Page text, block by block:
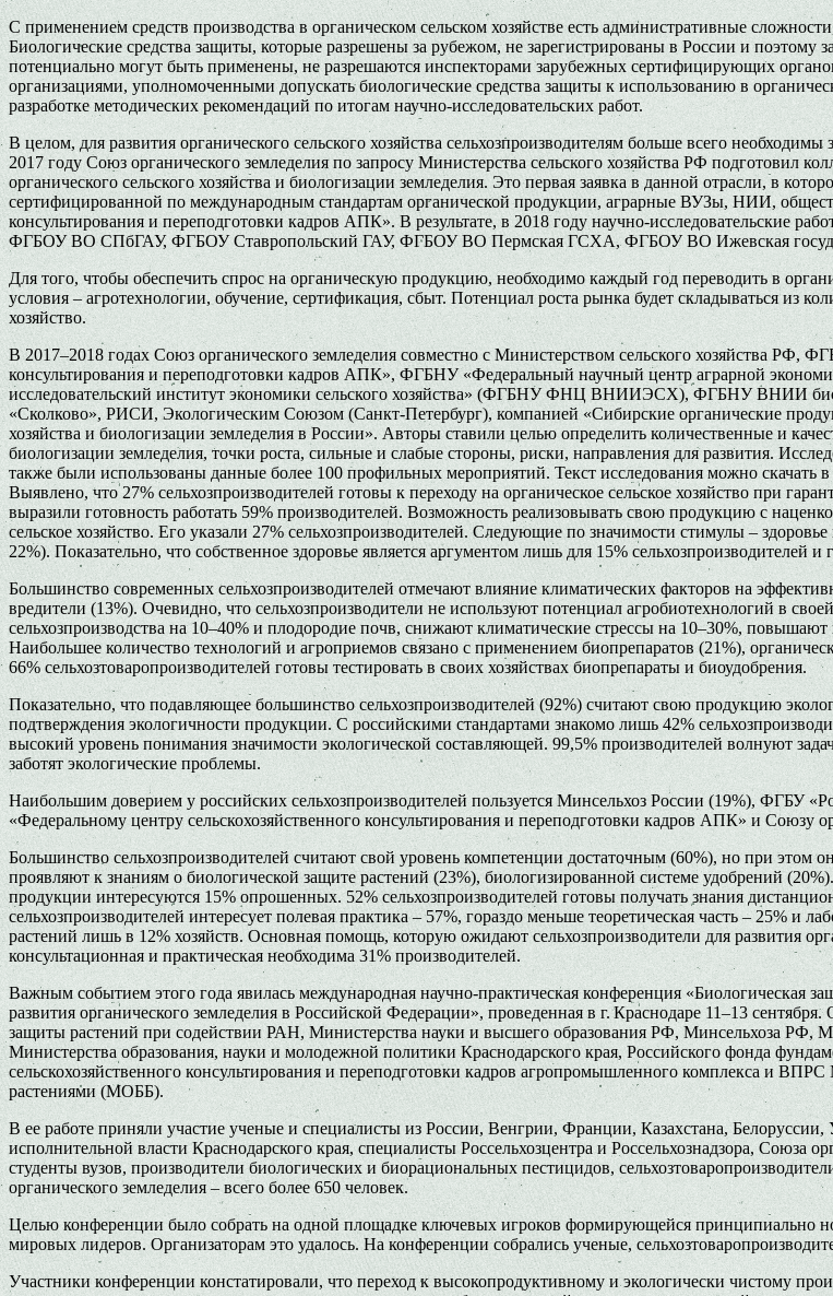
С применением средств производства в органическом сельском хозяйстве есть административные
Биологические средства защиты, которые разрешены за рубежом, не зарегистрированы в России и
потенциально могут быть применены, не разрешаются инспекторами зарубежных сертифицирующих
организациями, уполномоченными допускать биологические средства защиты к использованию в
разработке методических рекомендаций по итогам научно-исследовательских работ.
В целом, для развития органического сельского хозяйства сельхозпроизводителям больше всего
2017 году Союз органического земледелия по запросу Министерства сельского хозяйства РФ подготовил
органического сельского хозяйства и биологизации земледелия. Это первая заявка в данной отрасли, в
сертифицированной по международным стандартам органической продукции, аграрные ВУЗы, НИИ,
консультирования и переподготовки кадров АПК». В результате, в 2018 году научно-исследовательские
ФГБОУ ВО СПбГАУ, ФГБОУ Ставропольский ГАУ, ФГБОУ ВО Пермская ГСХА, ФГБОУ ВО Ижевская
Для того, чтобы обеспечить спрос на органическую продукцию, необходимо каждый год переводить в
условия – агротехнологии, обучение, сертификация, сбыт. Потенциал роста рынка будет складываться из
хозяйство.
В 2017–2018 годах Союз органического земледелия совместно с Министерством сельского хозяйства
консультирования и переподготовки кадров АПК», ФГБНУ «Федеральный научный центр аграрной
исследовательский институт экономики сельского хозяйства» (ФГБНУ ФНЦ ВНИИЭСХ), ФГБНУ ВНИИ
«Сколково», РИСИ, Экологическим Союзом (Санкт-Петербург), компанией «Сибирские органические
хозяйства и биологизации земледелия в России». Авторы ставили целью определить количественные и
биологизации земледелия, точки роста, сильные и слабые стороны, риски, направления для развития.
также были использованы данные более 100 профильных мероприятий. Текст исследования можно скачать
Выявлено, что 27% сельхозпроизводителей готовы к переходу на органическое сельское хозяйство при
выразили готовность работать 59% производителей. Возможность реализовывать свою продукцию с
сельское хозяйство. Его указали 27% сельхозпроизводителей. Следующие по значимости стимулы –
22%). Показательно, что собственное здоровье является аргументом лишь для 15%
Большинство современных сельхозпроизводителей отмечают влияние климатических факторов на
вредители (13%). Очевидно, что сельхозпроизводители не используют потенциал агробиотехнологий в
сельхозпроизводства на 10–40% и плодородие почв, снижают климатические стрессы на 10–30%,
Наибольшее количество технологий и агроприемов связано с применением биопрепаратов (21%),
66% сельхозтоваропроизводителей готовы тестировать в своих хозяйствах биопрепараты и биоудобрения.
Показательно, что подавляющее большинство сельхозпроизводителей (92%) считают свою продукцию
подтверждения экологичности продукции. С российскими стандартами знакомо лишь 42%
высокий уровень понимания значимости экологической составляющей. 99,5% производителей волнуют
заботят экологические проблемы.
Наибольшим доверием у российских сельхозпроизводителей пользуется Минсельхоз России (19%),
«Федеральному центру сельскохозяйственного консультирования и переподготовки кадров АПК» и Союзу
Большинство сельхозпроизводителей считают свой уровень компетенции достаточным (60%), но при этом
проявляют к знаниям о биологической защите растений (23%), биологизированной системе удобрений
продукции интересуются 15% опрошенных. 52% сельхозпроизводителей готовы получать знания
сельхозпроизводителей интересует полевая практика – 57%, гораздо меньше теоретическая часть – 25% и
растений лишь в 12% хозяйств. Основная помощь, которую ожидают сельхозпроизводители для развития
консультационная и практическая необходима 31% производителей.
Важным событием этого года явилась международная научно-практическая конференция «Биологическая
развития органического земледелия в Российской Федерации», проведенная в г. Краснодаре 11–13
защиты растений при содействии РАН, Министерства науки и высшего образования РФ, Минсельхоза РФ,
Министерства образования, науки и молодежной политики Краснодарского края, Российского фонда
сельскохозяйственного консультирования и переподготовки кадров агропромышленного комплекса и
растениями (МОББ).
В ее работе приняли участие ученые и специалисты из России, Венгрии, Франции, Казахстана,
исполнительной власти Краснодарского края, специалисты Россельхозцентра и Россельхознадзора, Союза
студенты вузов, производители биологических и биорациональных пестицидов,
органического земледелия – всего более 650 человек.
Целью конференции было собрать на одной площадке ключевых игроков формирующейся принципиально
мировых лидеров. Организаторам это удалось. На конференции собрались ученые,
Участники конференции констатировали, что переход к высокопродуктивному и экологически чистому